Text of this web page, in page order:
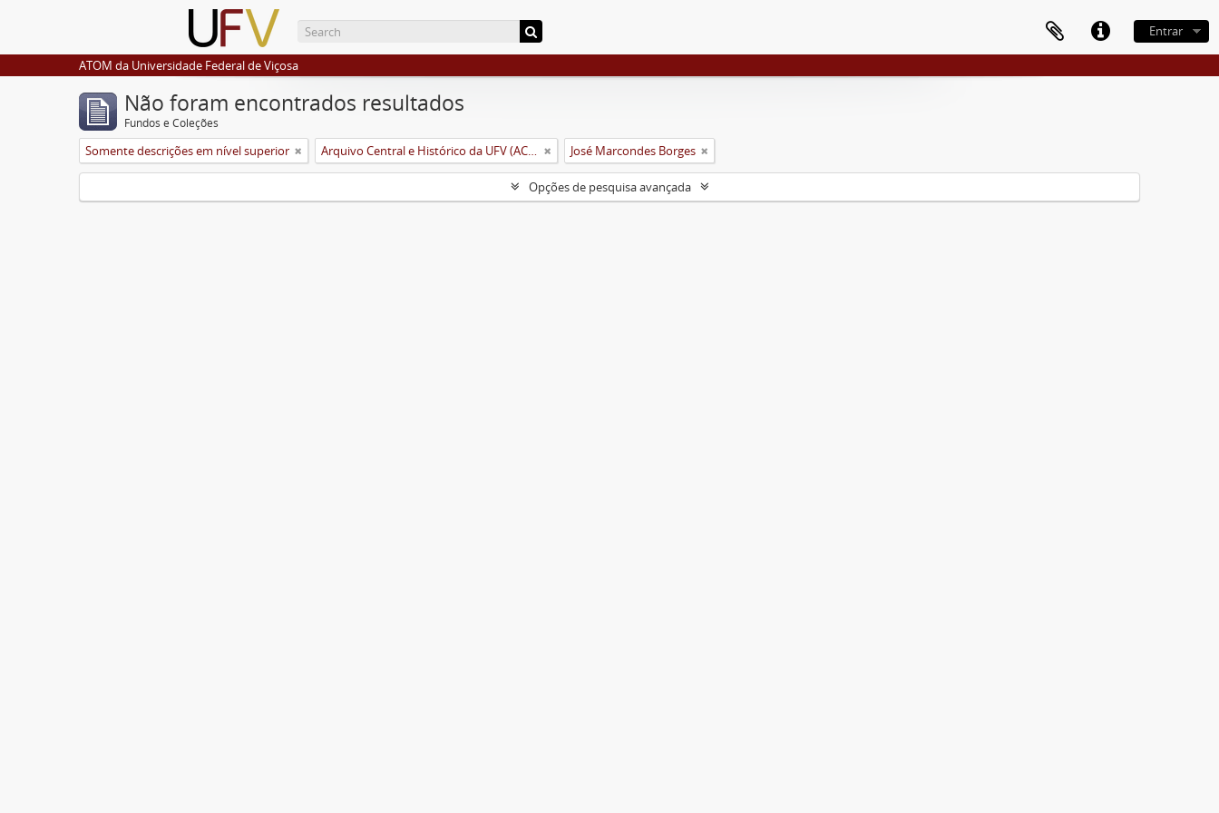
Entrar
ATOM da Universidade Federal de Viçosa
Não foram encontrados resultados
Fundos e Coleções
Somente descrições em nível superior Arquivo Central e Histórico da UFV (ACH-UFV) José Marcondes Borges
Opções de pesquisa avançada